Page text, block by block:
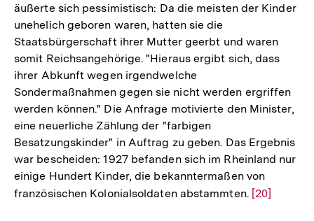
Auflösung
der
Fußnote
äußerte sich pessimistisch: Da die meisten der Kinder
unehelich geboren waren, hatten sie die
Staatsbürgerschaft ihrer Mutter geerbt und waren
somit Reichsangehörige. "Hieraus ergibt sich, dass
ihrer Abkunft wegen irgendwelche
Sondermaßnahmen gegen sie nicht werden ergriffen
werden können." Die Anfrage motivierte den Minister,
eine neuerliche Zählung der "farbigen
Besatzungskinder" in Auftrag zu geben. Das Ergebnis
war bescheiden: 1927 befanden sich im Rheinland nur
einige Hundert Kinder, die bekanntermaßen von
französischen Kolonialsoldaten abstammten. Zur
[20]